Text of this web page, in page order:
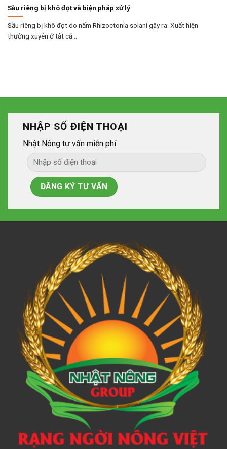
Sầu riêng bị khô đọt và biện pháp xử lý
Sầu riêng bị khô đọt do nấm Rhizoctonia solani gây ra. Xuất hiện
thường xuyên ở tất cả...
NHẬP SỐ ĐIỆN THOẠI
Nhật Nông tư vấn miễn phí